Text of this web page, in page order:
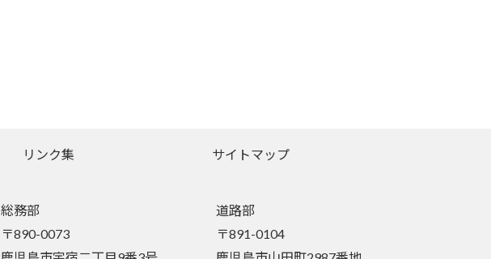
リンク集 サイトマップ
総務部
〒890-0073
道路部
〒891-0104